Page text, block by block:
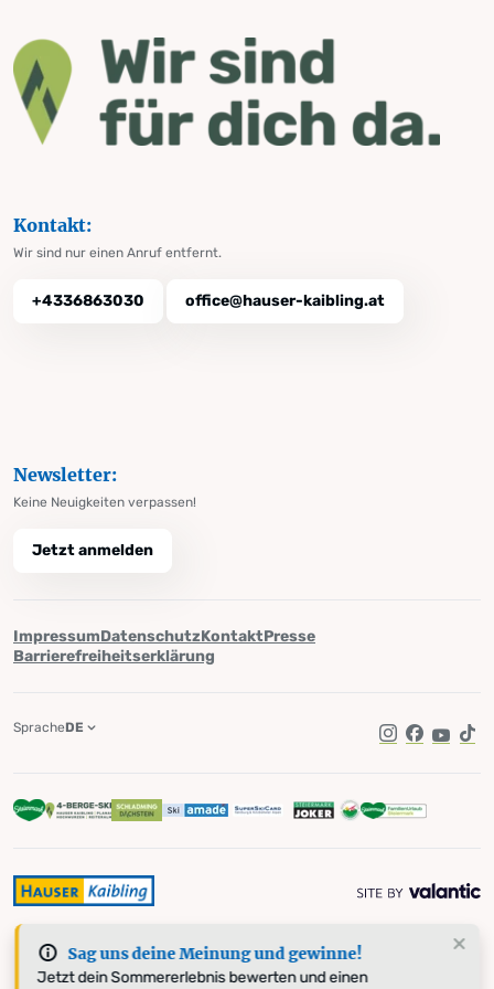
Sag uns deine Meinung und gewinne!
Jetzt dein Sommererlebnis bewerten und einen
Kontakt:
Wir sind nur einen Anruf entfernt.
+4336863030 office@hauser-kaibling.at
Newsletter:
Keine Neuigkeiten verpassen!
Jetzt anmelden
ImpressumDatenschutzKontaktPresse
Barrierefreiheitserklärung
Instagram
Facebook
SpracheDE